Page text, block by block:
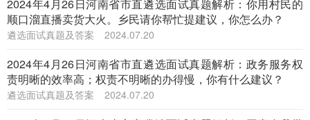
2024年4月26日河南省市直遴选面试真题解析：你用村民的
顺口溜直播卖货大火。乡民请你帮忙提建议，你怎么办？
遴选面试真题及答案 2024.07.20
2024年4月26日河南省市直遴选面试真题解析：政务服务权
责明晰的效率高；权责不明晰的办得慢，你有什么建议？
遴选面试真题及答案 2024.07.20